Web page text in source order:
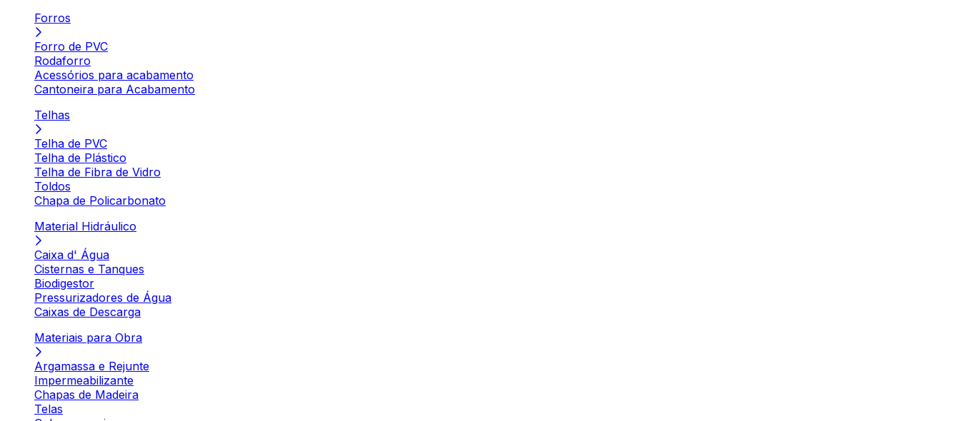
Forros
Forro de PVC
Rodaforro
Acessórios para acabamento
Cantoneira para Acabamento
Telhas
Telha de PVC
Telha de Plástico
Telha de Fibra de Vidro
Toldos
Chapa de Policarbonato
Material Hidráulico
Caixa d' Água
Cisternas e Tanques
Biodigestor
Pressurizadores de Água
Caixas de Descarga
Materiais para Obra
Argamassa e Rejunte
Impermeabilizante
Chapas de Madeira
Telas